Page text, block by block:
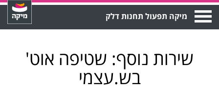
Open
Menu מיקה תפעול תחנות דלק
שירות נוסף: שטיפה אוט'
בש.עצמי